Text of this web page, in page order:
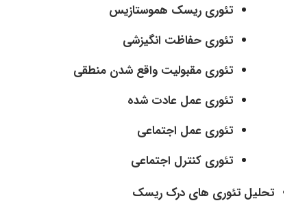
تئوری ریسک هموستازیس
تئوری حفاظت انگیزشی
تئوری مقبولیت واقع شدن منطقی
تئوری عمل عادت شده
تئوری عمل اجتماعی
تئوری کنترل اجتماعی
تحلیل تئوری های درک ریسک